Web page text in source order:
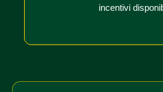
incentivi